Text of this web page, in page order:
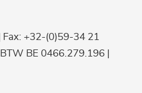
+32-(0)59-34 21
BTW BE 0466.279.196 |